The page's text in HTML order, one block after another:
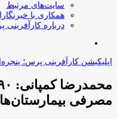
سایت‌های مرتبط
همکاری با
درباره کارآفرینی
اپلیکیشن کارآفرینی پرس؛
مصرفی